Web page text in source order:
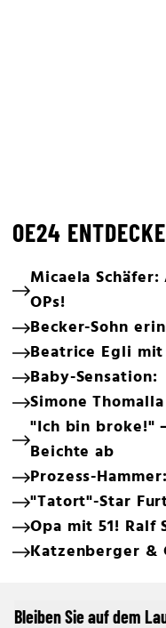
OE24
Micaela Schäfer:
OPs!
Becker-Sohn
Beatrice Egli
Baby-
Simone
"Ich bin broke!"
Beichte ab
Prozess-
"Tatort"-Star
Opa mit 51! Ralf
Katzenberger &
Bleiben Sie auf dem